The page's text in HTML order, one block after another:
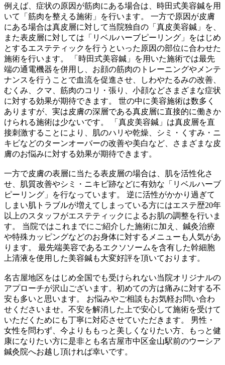
例えば、症状の原因が筋肉にある場合は、時田式美容鍼を用
いて「筋肉を整える施術」を行います。 一方で原因が皮膚
にある場合は真皮層に対して当院独自の「真皮美容鍼」を、
また表皮層に対しては「リベルハーブピーリング」をはじめ
とするエステティックを行うといった原因の部位に合わせた
施術を行います。 「時田式美容鍼」を用いた施術では最先
端の通電機器を併用し、お顔の筋肉のトレーニングやメンテ
ナンスを行うことで血流を促進させ、しわやたるみの改善、
むくみ、クマ、筋肉のコリ・張り、小顔などさまざまな症状
に対する効果が期待できます。 世の中に美容施術は数多く
ありますが、実は皮膚の深層である真皮層に直接的に働きか
けられる施術は少ないです。 「真皮美容鍼」は真皮層を直
接刺激することにより、肌のハリや乾燥、シミ・くすみ・ニ
キビなどのターンオーバーの改善や美白など、さまざまな皮
膚のお悩みに対する効果が期待できます。
一方で皮膚の表層に当たる表皮層の場合は、肌を活性化さ
せ、肌質改善やシミ・ニキビ跡などに有効な「リベルハーブ
ピーリング」を行なっています。 逆に活性がかかり過ぎて
しまい肌トラブルが増えてしまっている方にはエステ歴20年
以上のスタッフがエステティックによるお肌の調整を行いま
す。 当院ではこれまでにご紹介した施術に加え、鍼灸治療
や特殊カッピングなどのお身体に対するメニューも人気があ
ります。 最先端美容であるエクソソームを含有した幹細胞
上清液を使用した美容鍼も大変好評を頂いております。
名古屋地区をはじめ全国でも受けられない当院オリジナルの
アプローチが沢山ございます。初めての方は痛みに対する不
安も多いと思います。 お悩みやご相談もお気軽お問い合わ
せくださいませ。不安を解消した上で安心して施術を受けて
いただくためにも丁寧に対応させていただきます。 男性・
女性を問わず、今よりももっと美しくなりたい方、もっと健
康になりたい方に是非とも名古屋市中区金山駅前のウーシア
鍼灸院へお越し頂ければ幸いです。